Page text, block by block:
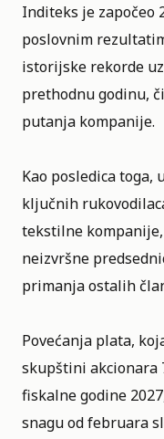
Inditeks je započeo
poslovnim
istorijske rekorde
prethodnu godinu,
putanja kompanije.
Kao posledica
ključnih
tekstilne
neizvršne
primanja ostalih
Povećanja plata,
skupštini akcionara
fiskalne godine
snagu od februara